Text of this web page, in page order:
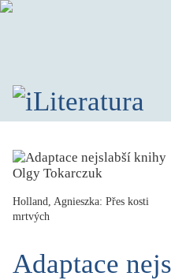
SPISOVATELÉ
KNIHY
LITERATURY
Holland, Agnieszka: Přes kosti
mrtvých
Adaptace